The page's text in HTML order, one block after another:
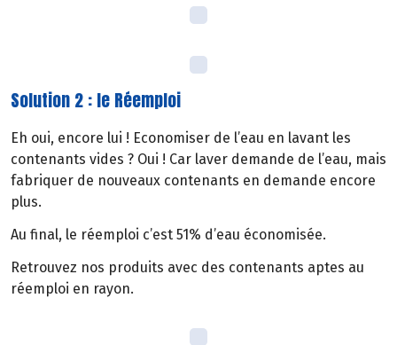
Solution 2 : le Réemploi
Eh oui, encore lui ! Economiser de l’eau en lavant les
contenants vides ? Oui ! Car laver demande de l’eau, mais
fabriquer de nouveaux contenants en demande encore
plus.
Au final, le réemploi c’est 51% d’eau économisée.
Retrouvez nos produits avec des contenants aptes au
réemploi en rayon.